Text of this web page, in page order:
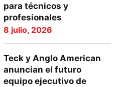
para técnicos y
profesionales
8 julio, 2026
Teck y Anglo American
anuncian el futuro
equipo ejecutivo de